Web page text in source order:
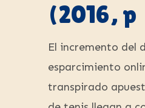
(2016, p
El incremento del
esparcimiento
transpirado